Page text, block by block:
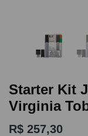
Starter Kit
Virginia
R$ 257,30